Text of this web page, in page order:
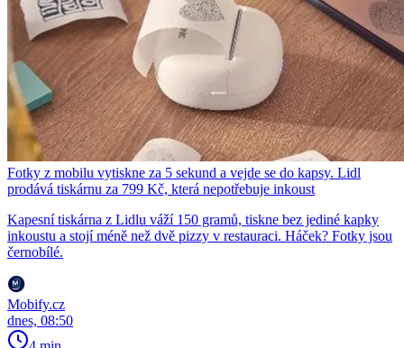
Fotky z mobilu vytiskne za 5 sekund a vejde se do kapsy. Lidl
prodává tiskárnu za 799 Kč, která nepotřebuje inkoust
Kapesní tiskárna z Lidlu váží 150 gramů, tiskne bez jediné kapky
inkoustu a stojí méně než dvě pizzy v restauraci. Háček? Fotky jsou
černobílé.
Mobify.cz
dnes, 08:50